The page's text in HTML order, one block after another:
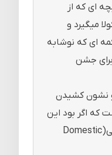
ای که از
میگیرد و
ای که نوشابه
جشن
نشون کشیدن
که اگر بود این
شرکت ها در همان سطح بازار داخلی(Domestic